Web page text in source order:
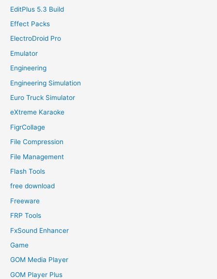
EditPlus 5.3 Build
Effect Packs
ElectroDroid Pro
Emulator
Engineering
Engineering Simulation
Euro Truck Simulator
eXtreme Karaoke
FigrCollage
File Compression
File Management
Flash Tools
free download
Freeware
FRP Tools
FxSound Enhancer
Game
GOM Media Player
GOM Player Plus